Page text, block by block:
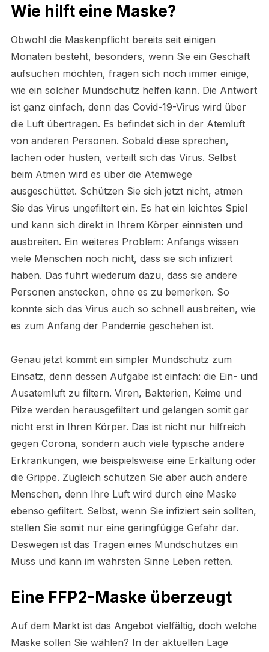
Wie hilft eine Maske?
Obwohl die Maskenpflicht bereits seit einigen
Monaten besteht, besonders, wenn Sie ein Geschäft
aufsuchen möchten, fragen sich noch immer einige,
wie ein solcher Mundschutz helfen kann. Die Antwort
ist ganz einfach, denn das Covid-19-Virus wird über
die Luft übertragen. Es befindet sich in der Atemluft
von anderen Personen. Sobald diese sprechen,
lachen oder husten, verteilt sich das Virus. Selbst
beim Atmen wird es über die Atemwege
ausgeschüttet. Schützen Sie sich jetzt nicht, atmen
Sie das Virus ungefiltert ein. Es hat ein leichtes Spiel
und kann sich direkt in Ihrem Körper einnisten und
ausbreiten. Ein weiteres Problem: Anfangs wissen
viele Menschen noch nicht, dass sie sich infiziert
haben. Das führt wiederum dazu, dass sie andere
Personen anstecken, ohne es zu bemerken. So
konnte sich das Virus auch so schnell ausbreiten, wie
es zum Anfang der Pandemie geschehen ist.
Genau jetzt kommt ein simpler Mundschutz zum
Einsatz, denn dessen Aufgabe ist einfach: die Ein- und
Ausatemluft zu filtern. Viren, Bakterien, Keime und
Pilze werden herausgefiltert und gelangen somit gar
nicht erst in Ihren Körper. Das ist nicht nur hilfreich
gegen Corona, sondern auch viele typische andere
Erkrankungen, wie beispielsweise eine Erkältung oder
die Grippe. Zugleich schützen Sie aber auch andere
Menschen, denn Ihre Luft wird durch eine Maske
ebenso gefiltert. Selbst, wenn Sie infiziert sein sollten,
stellen Sie somit nur eine geringfügige Gefahr dar.
Deswegen ist das Tragen eines Mundschutzes ein
Muss und kann im wahrsten Sinne Leben retten.
Eine FFP2-Maske überzeugt
Auf dem Markt ist das Angebot vielfältig, doch welche
Maske sollen Sie wählen? In der aktuellen Lage